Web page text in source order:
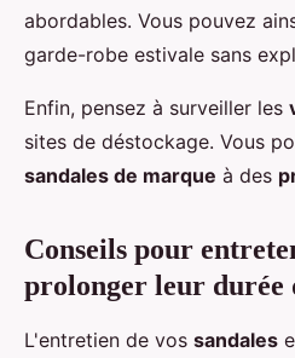
abordables. Vous pouvez
garde-robe estivale sans
Enfin, pensez à surveiller les
sites de déstockage. Vous
sandales de marque à des
Conseils pour
prolonger leur durée
L'entretien de vos sandales